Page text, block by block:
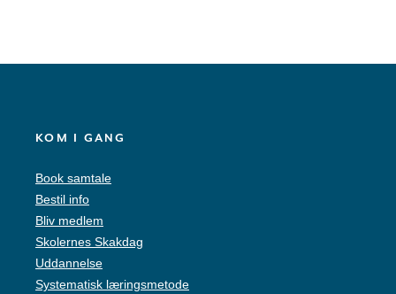
KOM I GANG
Book samtale
Bestil info
Bliv medlem
Skolernes Skakdag
Uddannelse
Systematisk læringsmetode